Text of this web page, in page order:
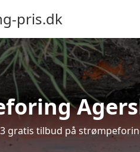
pris.dk
gratis tilbud på